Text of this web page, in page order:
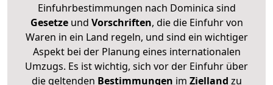
Einfuhrbestimmungen nach Dominica sind
Gesetzeund Vorschriften, die die Einfuhr von
Waren in ein Land regeln, und sind ein wichtiger
Aspekt bei der Planung eines internationalen
Umzugs. Es ist wichtig, sich vor der Einfuhr über
die geltenden Bestimmungen im Zielland zu